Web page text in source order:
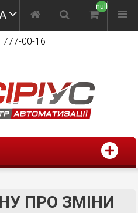
null
777-00-16
ПРО ЗМІНИ